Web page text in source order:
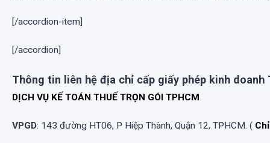
[/accordion-item]
[/accordion]
Thông tin liên hệ địa chỉ cấp giấy phép kinh doanh
DỊCH VỤ KẾ TOÁN THUẾ TRỌN GÓI TPHCM
VPGD: 143 đường HT06, P Hiệp Thành, Quận 12, TPHCM. (